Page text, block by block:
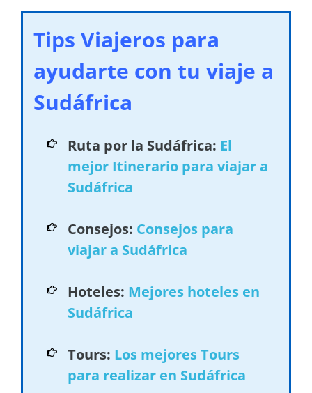
Tips Viajeros para
ayudarte con tu viaje a
Sudáfrica
Ruta por la Sudáfrica: El
mejor Itinerario para viajar a
Sudáfrica
Consejos: Consejos para
viajar a Sudáfrica
Hoteles: Mejores hoteles en
Sudáfrica
Tours: Los mejores Tours
para realizar en Sudáfrica